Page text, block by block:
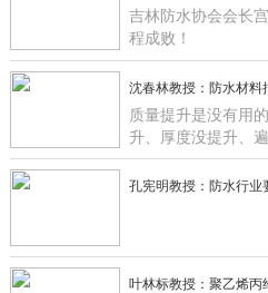
吉林防水协会会长
程成败！
沈春林教授：防水材料
质量提升是没有用
升、厚度没提升、
材在那里提升有什
孔宪明教授：防水行业
叶林标教授：聚乙烯丙